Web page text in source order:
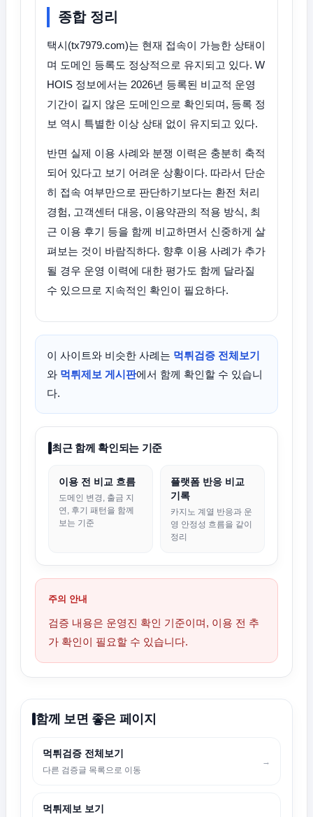
종합 정리
택시(tx7979.com)는 현재 접속이 가능한 상태이
며 도메인 등록도 정상적으로 유지되고 있다. W
HOIS 정보에서는 2026년 등록된 비교적 운영
기간이 길지 않은 도메인으로 확인되며, 등록 정
보 역시 특별한 이상 상태 없이 유지되고 있다.
반면 실제 이용 사례와 분쟁 이력은 충분히 축적
되어 있다고 보기 어려운 상황이다. 따라서 단순
히 접속 여부만으로 판단하기보다는 환전 처리
경험, 고객센터 대응, 이용약관의 적용 방식, 최
근 이용 후기 등을 함께 비교하면서 신중하게 살
펴보는 것이 바람직하다. 향후 이용 사례가 추가
될 경우 운영 이력에 대한 평가도 함께 달라질
수 있으므로 지속적인 확인이 필요하다.
이 사이트와 비슷한 사례는 먹튀검증 전체보기
와 먹튀제보 게시판에서 함께 확인할 수 있습니
다.
최근 함께 확인되는 기준
이용 전 비교 흐름
도메인 변경, 출금 지
연, 후기 패턴을 함께
보는 기준
플랫폼 반응 비교
기록
카지노 계열 반응과 운
영 안정성 흐름을 같이
정리
주의 안내
검증 내용은 운영진 확인 기준이며, 이용 전 추
가 확인이 필요할 수 있습니다.
함께 보면 좋은 페이지
먹튀검증 전체보기
다른 검증글 목록으로 이동
→
먹튀제보 보기